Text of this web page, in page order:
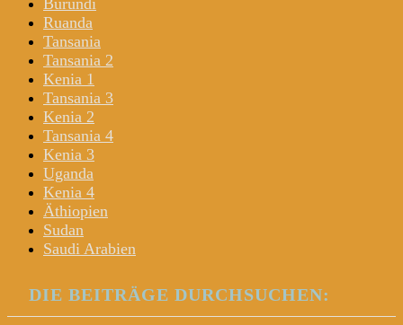
Ruanda
Tansania
Tansania 2
Kenia 1
Tansania 3
Kenia 2
Tansania 4
Kenia 3
Uganda
Kenia 4
Äthiopien
Sudan
Saudi Arabien
DIE BEITRÄGE DURCHSUCHEN: